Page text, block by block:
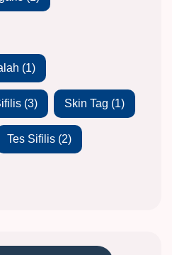
(1)
(3) Skin Tag (1)
Tes Sifilis (2)